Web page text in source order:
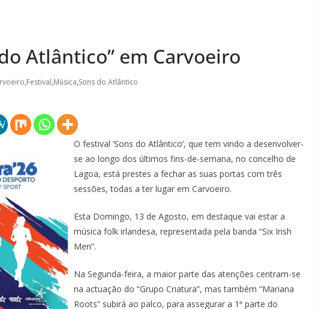
Atlântico” em Carvoeiro
,Festival,Música,Sons do Atlântico
O festival ‘Sons do Atlântico’, que tem vindo a desenvolver-
se ao longo dos últimos fins-de-semana, no concelho de
Lagoa, está prestes a fechar as suas portas com três
sessões, todas a ter lugar em Carvoeiro.
Esta Domingo, 13 de Agosto, em destaque vai estar a
música folk irlandesa, representada pela banda “Six Irish
Men”.
Na Segunda-feira, a maior parte das atenções centram-se
na actuação do “Grupo Criatura”, mas também “Mariana
Roots” subirá ao palco, para assegurar a 1ª parte do